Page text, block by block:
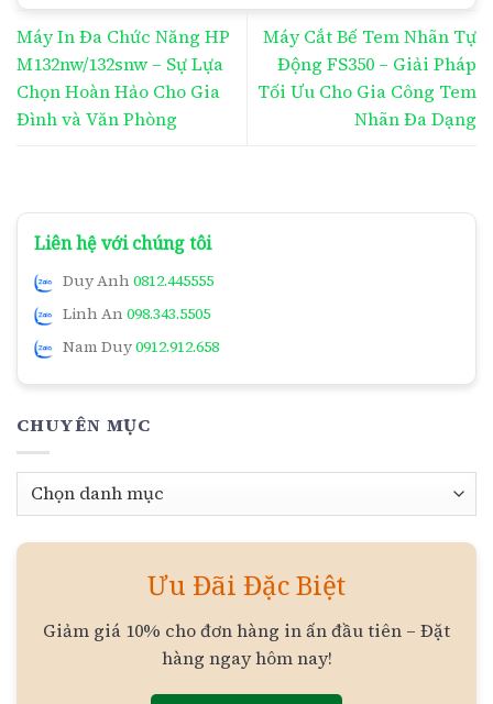
Máy In Đa Chức Năng HP
M132nw/132snw – Sự Lựa
Chọn Hoàn Hảo Cho Gia
Đình và Văn Phòng
Máy Cắt Bế Tem Nhãn Tự
Động FS350 – Giải Pháp
Tối Ưu Cho Gia Công Tem
Nhãn Đa Dạng
Liên hệ với chúng tôi
Duy Anh 0812.445555
Linh An 098.343.5505
Nam Duy0912.912.658
CHUYÊN MỤC
Chuyên
Ưu Đãi Đặc Biệt
Giảm giá 10% cho đơn hàng in ấn đầu tiên – Đặt
hàng ngay hôm nay!